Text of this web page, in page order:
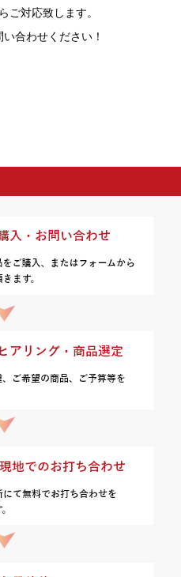
ご対応致します。
合わせください！